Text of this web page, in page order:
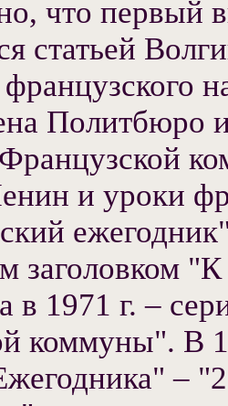
что первый
статьей
Политбюро
и уроки
заголовком
в 1971 г. –
коммуны". В
–